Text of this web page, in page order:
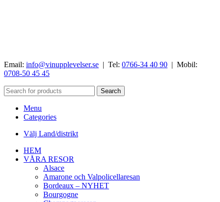
Email: info@vinupplevelser.se | Tel: 0766-34 40 90 | Mobil:
0708-50 45 45
Search
Menu
Categories
Välj Land/distrikt
HEM
VÅRA RESOR
Alsace
Amarone och Valpolicellaresan
Bordeaux – NYHET
Bourgogne